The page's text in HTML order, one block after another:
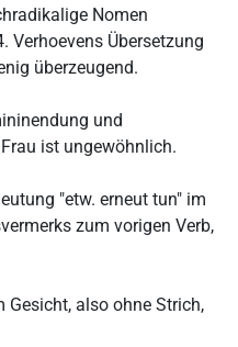
Nomen
Verhoevens Übersetzung
überzeugend.
und
ist ungewöhnlich.
"etw. erneut tun" im
zum vorigen Verb,
Gesicht, also ohne Strich,